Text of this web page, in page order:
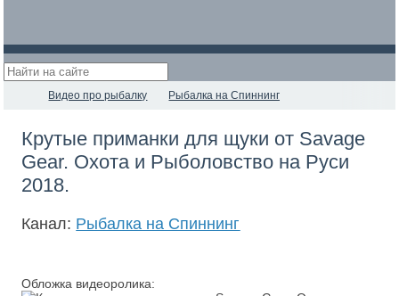
Видео про рыбалку Рыбалка на Спиннинг
Крутые приманки для щуки от Savage
Gear. Охота и Рыболовство на Руси
2018.
Канал: Рыбалка на Спиннинг
Обложка видеоролика: